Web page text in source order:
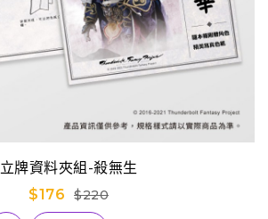
立牌資料夾組-殺無生
$176
$220